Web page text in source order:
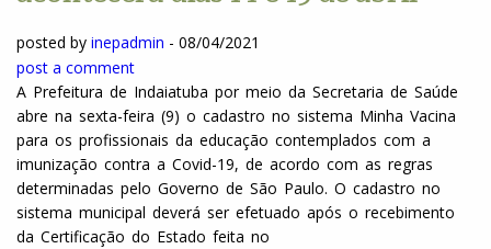
posted by inepadmin - 08/04/2021
post a comment
A Prefeitura de Indaiatuba por meio da Secretaria de Saúde
abre na sexta-feira (9) o cadastro no sistema Minha Vacina
para os profissionais da educação contemplados com a
imunização contra a Covid-19, de acordo com as regras
determinadas pelo Governo de São Paulo. O cadastro no
sistema municipal deverá ser efetuado após o recebimento
da Certificação do Estado feita no